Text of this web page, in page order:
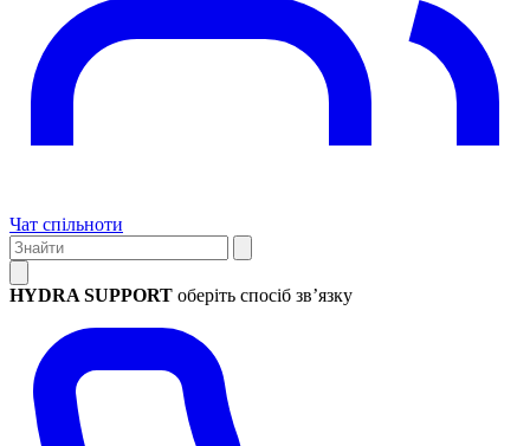
Чат спільноти
HYDRA SUPPORT оберіть спосіб зв’язку